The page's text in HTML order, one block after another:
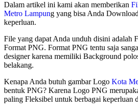
Dalam artikel ini kami akan memberikan
Metro Lampung yang bisa Anda
keperluan.
File yang dapat Anda unduh disini adalah
Format PNG. Format PNG tentu saja
designer karena memiliki Background
belakang.
Kenapa Anda butuh gambar Logo Kota
bentuk PNG? Karena Logo PNG
paling Fleksibel untuk berbagai keperluan